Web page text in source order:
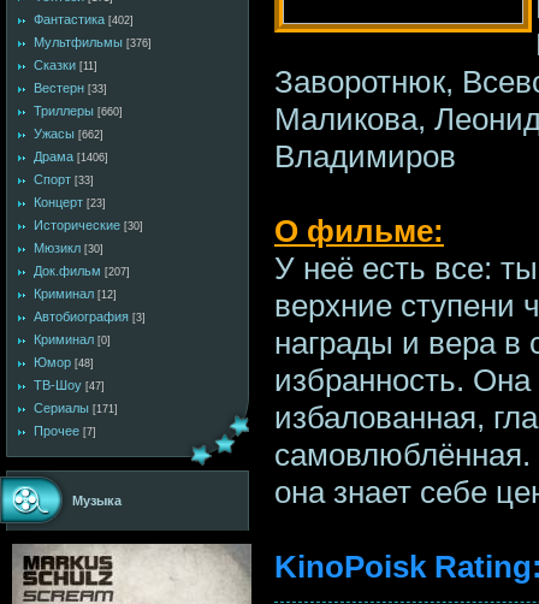
Фантастика [402]
Мультфильмы [376]
Сказки [11]
Вестерн [33]
Триллеры [660]
Ужасы [662]
Драма [1406]
Спорт [33]
Концерт [23]
Исторические [30]
Мюзикл [30]
Док.фильм [207]
Криминал [12]
Автобиография [3]
Криминал [0]
Юмор [48]
ТВ-Шоу [47]
Сериалы [171]
Прочее [7]
Музыка
Заворотнюк,
Маликова,
Владимиров
О фильме:
У неё есть все:
верхние ступени
награды и вера в
избранность.
избалованная,
она знает себе
KinoPoisk